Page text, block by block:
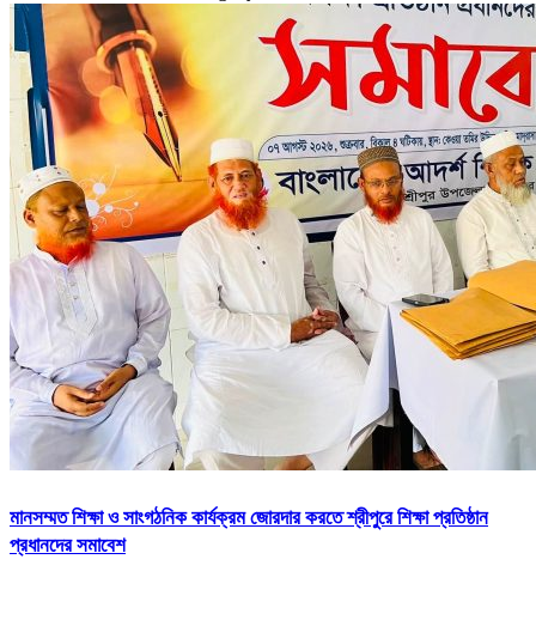
মানসম্মত শিক্ষা ও সাংগঠনিক কার্যক্রম জোরদার করতে শ্রীপুরে শিক্ষা প্রতিষ্ঠান
প্রধানদের সমাবেশ